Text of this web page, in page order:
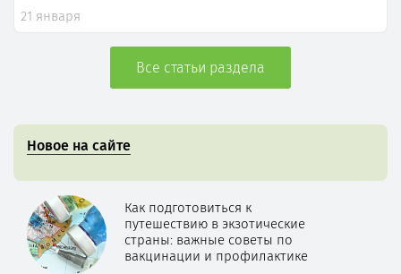
21 января
Все статьи раздела
Новое на сайте
Как подготовиться к
путешествию в экзотические
страны: важные советы по
вакцинации и профилактике